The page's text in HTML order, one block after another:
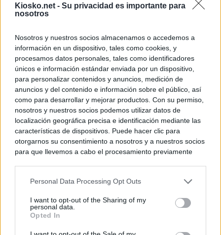
Kiosko.net - Su privacidad es importante para
nosotros
Nosotros y nuestros socios almacenamos o accedemos a
información en un dispositivo, tales como cookies, y
procesamos datos personales, tales como identificadores
únicos e información estándar enviada por un dispositivo,
para personalizar contenidos y anuncios, medición de
anuncios y del contenido e información sobre el público, así
como para desarrollar y mejorar productos. Con su permiso,
nosotros y nuestros socios podemos utilizar datos de
localización geográfica precisa e identificación mediante las
características de dispositivos. Puede hacer clic para
otorgarnos su consentimiento a nosotros y a nuestros socios
para que llevemos a cabo el procesamiento previamente
negar su consentimiento. Tenga en cuenta que algún
de su consentimiento, pero usted tiene el derecho de
rechazar tal procesamiento. Sus preferencias se aplicarán
Personal Data Processing Opt Outs
I want to opt-out of the Sharing of my
personal data.
Opted In